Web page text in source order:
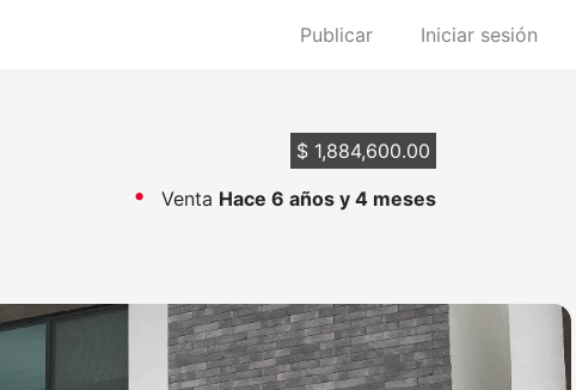
Publicar Iniciar sesión
$ 1,884,600.00
Venta Hace 6 años y 4 meses